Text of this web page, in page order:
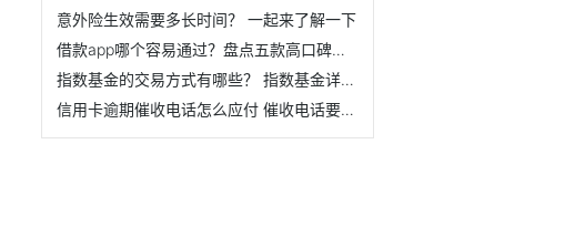
意外险生效需要多长时间？ 一起来了解一下
借款app哪个容易通过？盘点五款高口碑网贷
指数基金的交易方式有哪些？ 指数基金详细介绍
信用卡逾期催收电话怎么应付 催收电话要不要接？